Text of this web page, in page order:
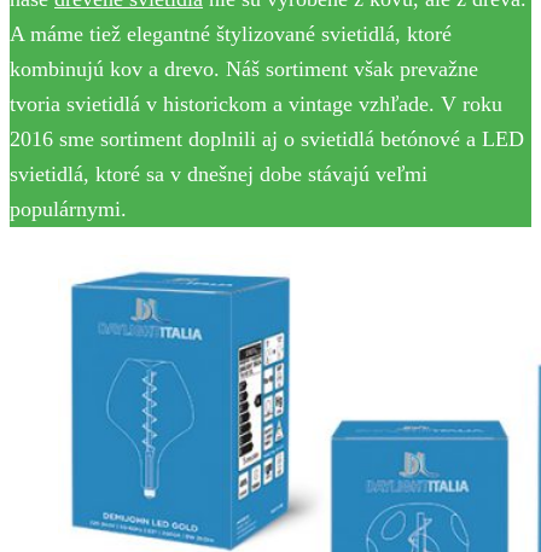
A máme tiež elegantné štylizované svietidlá, ktoré
kombinujú kov a drevo. Náš sortiment však prevažne
tvoria svietidlá v historickom a vintage vzhľade. V roku
2016 sme sortiment doplnili aj o svietidlá betónové a LED
svietidlá, ktoré sa v dnešnej dobe stávajú veľmi
populárnymi.